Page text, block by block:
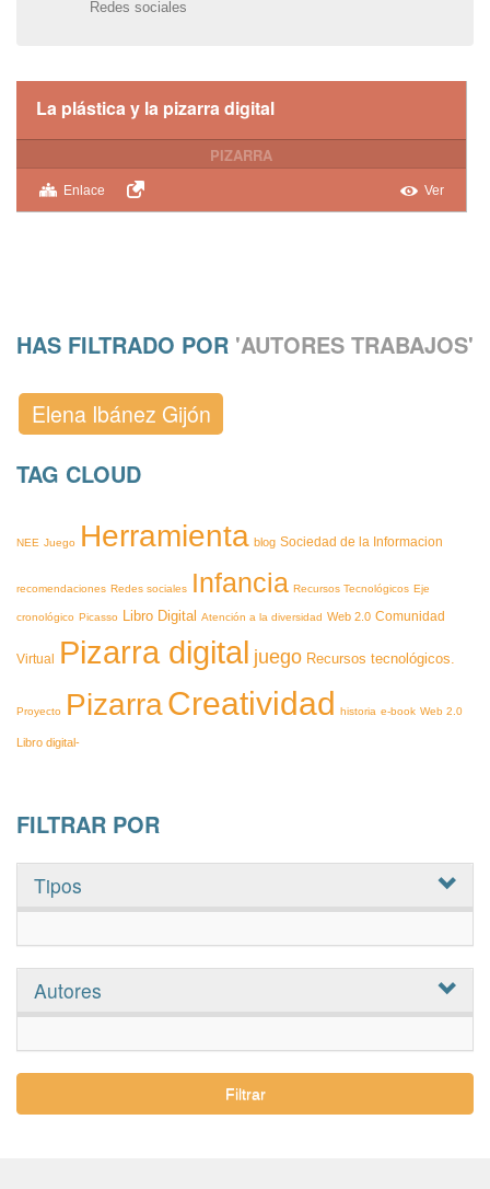
Redes sociales
La plástica y la pizarra digital
PIZARRA
Enlace Ver
HAS FILTRADO POR 'AUTORES TRABAJOS'
Elena Ibánez Gijón
TAG CLOUD
NEE Juego Herramienta blog Sociedad de la Informacion
recomendaciones Redes sociales Infancia Recursos Tecnológicos Eje
cronológico Picasso Libro Digital Atención a la diversidad Web 2.0 Comunidad
Virtual Pizarra digital juego Recursos tecnológicos.
Proyecto PizarraCreatividad historia e-book Web 2.0
Libro digital-
FILTRAR POR
Tipos
Autores
Filtrar